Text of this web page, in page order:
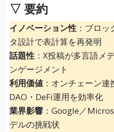
▽ 要約
イノベーション性：ブロッ
タ設計で表計算を再発明
話題性：X投稿が多言語メ
ンゲージメント
利用価値：オンチェーン連
DAO・DeFi運用を効率化
業界影響：Google／
デルの挑戦状